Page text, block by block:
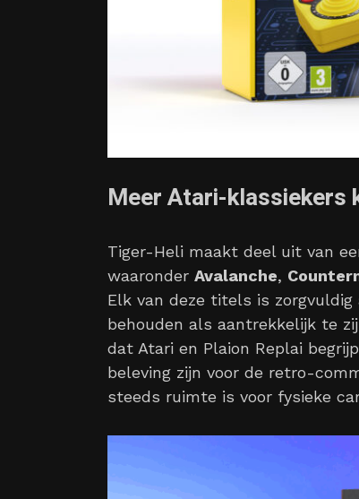
Meer Atari-klassiekers
Tiger-Heli maakt deel uit van
waaronder Avalanche,
Elk van deze titels is
behouden als aantrekkelijk te
dat Atari en Plaion Replai
beleving zijn voor de retro-
steeds ruimte is voor fysieke